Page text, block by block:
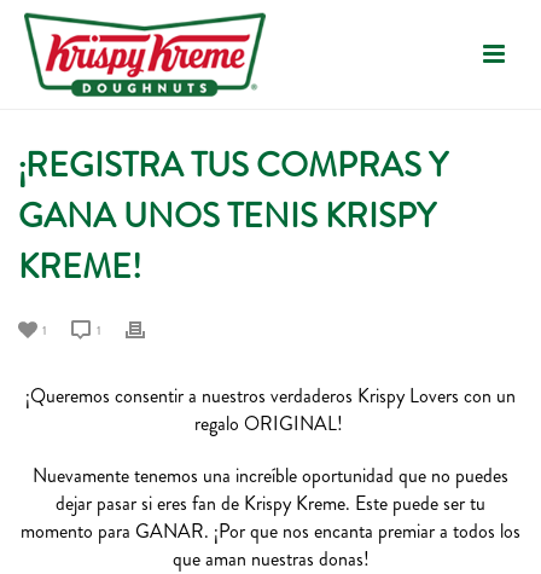
¡REGISTRA TUS COMPRAS Y
GANA UNOS TENIS KRISPY
KREME!
1 1
¡Queremos consentir a nuestros verdaderos Krispy Lovers con un
regalo ORIGINAL!
Nuevamente tenemos una increíble oportunidad que no puedes
dejar pasar si eres fan de Krispy Kreme. Este puede ser tu
momento para GANAR. ¡Por que nos encanta premiar a todos los
que aman nuestras donas!